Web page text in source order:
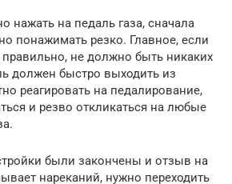
нажать на педаль газа, сначала
понажимать резко. Главное, если
правильно, не должно быть никаких
должен быстро выходить из
реагировать на педалирование,
и резво откликаться на любые
были закончены и отзыв на
нареканий, нужно переходить